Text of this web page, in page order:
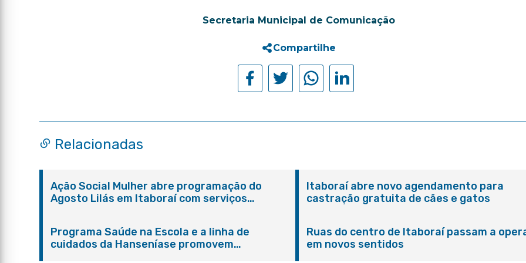
Secretaria Municipal de Comunicação
Compartilhe
Relacionadas
Ação Social Mulher abre programação do
Agosto Lilás em Itaboraí com serviços
Itaboraí abre novo agendamento para
castração gratuita de cães e gatos
Programa Saúde na Escola e a linha de
cuidados da Hanseníase promovem
Ruas do centro de Itaboraí passam a
em novos sentidos